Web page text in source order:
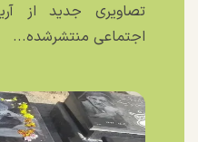
تصاویری جدید از
اجتماعی منتشرشده...